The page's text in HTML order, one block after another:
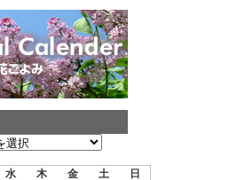
水 木 金 土 日